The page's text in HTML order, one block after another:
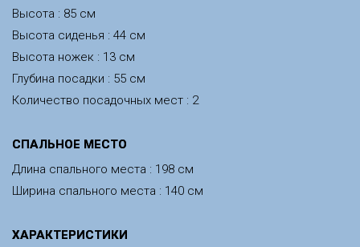
Высота : 85 см
Высота сиденья : 44 см
Высота ножек : 13 см
Глубина посадки : 55 см
Количество посадочных мест : 2
CПАЛЬНОЕ МЕСТО
Длина спального места : 198 см
Ширина спального места : 140 см
ХАРАКТЕРИСТИКИ